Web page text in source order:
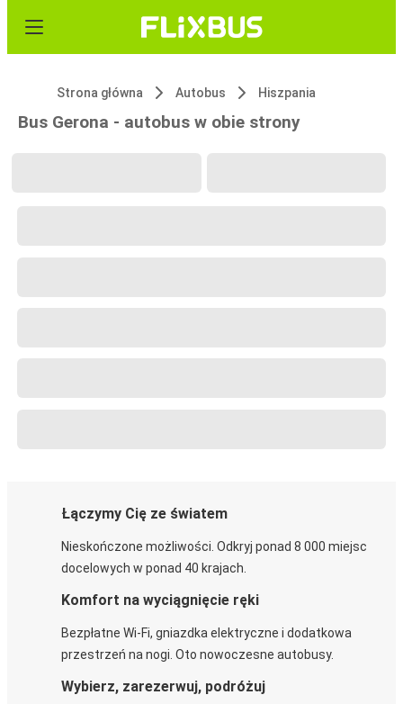
Strona główna Autobus Hiszpania
Bus Gerona - autobus w obie strony
Łączymy Cię ze światem
Nieskończone możliwości. Odkryj ponad 8 000 miejsc
docelowych w ponad 40 krajach.
Komfort na wyciągnięcie ręki
Bezpłatne Wi-Fi, gniazdka elektryczne i dodatkowa
przestrzeń na nogi. Oto nowoczesne autobusy.
Wybierz, zarezerwuj, podróżuj